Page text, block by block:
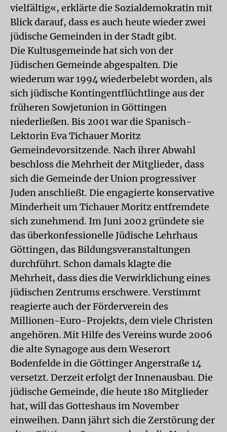
vielfältig«, erklärte die Sozialdemokratin mit
Blick darauf, dass es auch heute wieder zwei
jüdische Gemeinden in der Stadt gibt.
Die Kultusgemeinde hat sich von der
Jüdischen Gemeinde abgespalten. Die
wiederum war 1994 wiederbelebt worden, als
sich jüdische Kontingentflüchtlinge aus der
früheren Sowjetunion in Göttingen
niederließen. Bis 2001 war die Spanisch-
Lektorin Eva Tichauer Moritz
Gemeindevorsitzende. Nach ihrer Abwahl
beschloss die Mehrheit der Mitglieder, dass
sich die Gemeinde der Union progressiver
Juden anschließt. Die engagierte konservative
Minderheit um Tichauer Moritz entfremdete
sich zunehmend. Im Juni 2002 gründete sie
das überkonfessionelle Jüdische Lehrhaus
Göttingen, das Bildungsveranstaltungen
durchführt. Schon damals klagte die
Mehrheit, dass dies die Verwirklichung eines
jüdischen Zentrums erschwere. Verstimmt
reagierte auch der Förderverein des
Millionen-Euro-Projekts, dem viele Christen
angehören. Mit Hilfe des Vereins wurde 2006
die alte Synagoge aus dem Weserort
Bodenfelde in die Göttinger Angerstraße 14
versetzt. Derzeit erfolgt der Innenausbau. Die
jüdische Gemeinde, die heute 180 Mitglieder
hat, will das Gotteshaus im November
einweihen. Dann jährt sich die Zerstörung der